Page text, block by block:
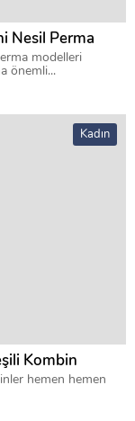
Nesil Perma
modelleri
önemli...
Kadın
Kombin
hemen hemen